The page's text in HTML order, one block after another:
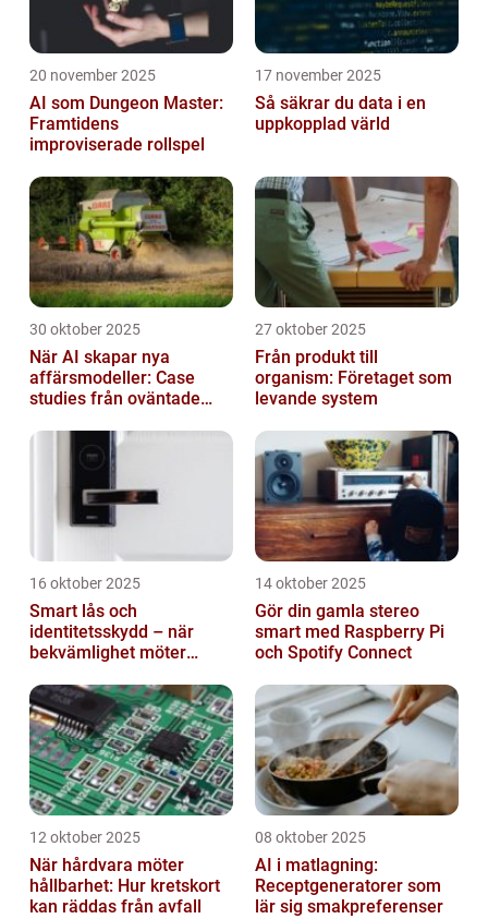
20 november 2025
AI som Dungeon Master:
Framtidens
improviserade rollspel
17 november 2025
Så säkrar du data i en
uppkopplad värld
30 oktober 2025
När AI skapar nya
affärsmodeller: Case
studies från oväntade
27 oktober 2025
Från produkt till
organism: Företaget som
levande system
16 oktober 2025
Smart lås och
identitetsskydd – när
bekvämlighet möter
14 oktober 2025
Gör din gamla stereo
smart med Raspberry Pi
och Spotify Connect
12 oktober 2025
När hårdvara möter
hållbarhet: Hur kretskort
kan räddas från avfall
08 oktober 2025
AI i matlagning:
Receptgeneratorer som
lär sig smakpreferenser